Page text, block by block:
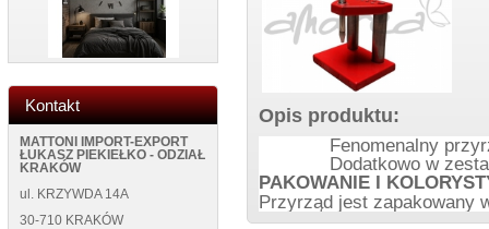
Kontakt
MATTONI IMPORT-EXPORT
ŁUKASZ PIEKIEŁKO - ODZIAŁ
KRAKÓW
ul. KRZYWDA 14A
30-710 KRAKÓW
Opis produktu:
Fenomenalny
Dodatkowo w
PAKOWANIE I
Przyrząd jest zapakowany